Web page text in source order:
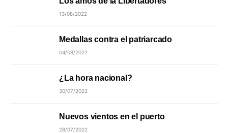
13/08/2022
Medallas contra el patriarcado
04/08/2022
¿La hora nacional?
30/07/2022
Nuevos vientos en el puerto
28/07/2022